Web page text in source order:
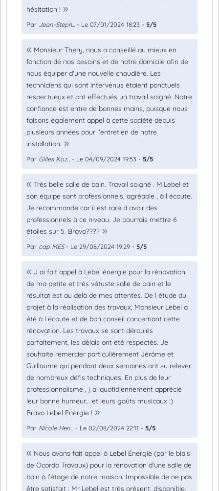
hésitation !
Par Jean-Steph... - Le 07/01/2024 18:23 - 5/5
Monsieur Thery, nous a conseillé au mieux en
fonction de nos besoins et de notre domicile afin de
nous équiper d'une nouvelle chaudière. Les
techniciens qui sont intervenus étaient ponctuels
respectueux et ont effectués un travail soigné .Notre
confiance est entre de bonnes mains, puisque nous
faisons également appel à cette société depuis
plusieurs années pour l'entretien de notre
installation.
Par Gilles Koz... - Le 04/09/2024 19:53 - 5/5
Très belle salle de bain. Travail soigné . M.Lebel et
son équipe sont professionnels, agréable , à l écoute.
Je recommande car il est rare d avoir des
professionnels à ce niveau. Je pourrais mettre 6
étoiles sur 5. Bravo????
Par cap MES- Le 29/08/2024 19:29 - 5/5
J ai fait appel à Lebel énergie pour la rénovation
de ma petite et très vétuste salle de bain et le
résultat est au delà de mes attentes. De l étude du
projet à la réalisation des travaux, Monsieur Lebel a
été à l écoute et de bon conseil concernant cette
rénovation. Les travaux se sont déroulés
parfaitement, les délais ont été respectés. Je
souhaite remercier particulièrement Jérôme et
Guillaume qui pendant deux semaines ont su relever
de nombreux défis techniques. En plus de leur
professionnalisme , j ai quotidiennement apprécié
leur bonne humeur... et leurs goûts musicaux :)
Bravo Lebel Energie !
Par Nicole Hen... - Le 02/08/2024 22:11 - 5/5
Nous avons fait appel à Lebel Énergie (par le biais
de Ocordo Travaux) pour la rénovation d'une salle de
bain à l'étage de notre maison. Impossible de ne pas
être satisfait : Mr Lebel est très présent, disponible,